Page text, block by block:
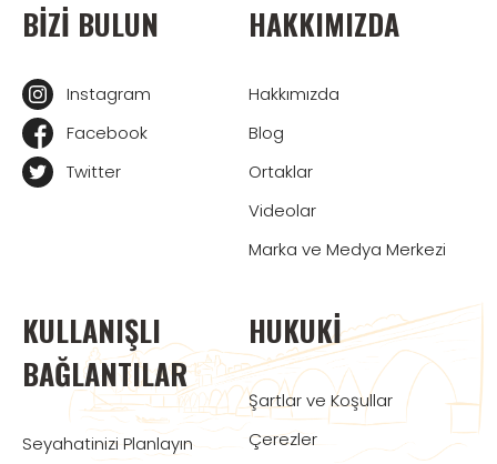
BIZI BULUN
Instagram
Facebook
Twitter
HAKKIMIZDA
Hakkımızda
Blog
Ortaklar
Videolar
Marka ve Medya Merkezi
KULLANIŞLI
BAĞLANTILAR
Seyahatinizi Planlayın
HUKUKI
Şartlar ve Koşullar
Çerezler